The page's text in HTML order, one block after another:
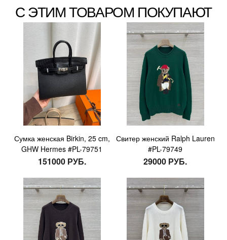
С ЭТИМ ТОВАРОМ ПОКУПАЮТ
Сумка женская Birkin, 25 cm,
GHW Hermes #PL-79751
151000 РУБ.
Свитер женский Ralph Lauren
#PL-79749
29000 РУБ.